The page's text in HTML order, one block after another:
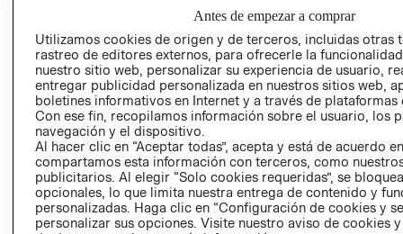
PROGRAMA DE
Y ÉTICA (INGLÉS)
COMERCIO - SIC
PETICIONES
QUEJAS Y
RECLAMOS
Colombia ($)
Antes de empezar a comprar
Utilizamos cookies de origen y de terceros, incluidas otras
rastreo de editores externos, para ofrecerle la
nuestro sitio web, personalizar su experiencia de usuario,
entregar publicidad personalizada en nuestros sitios web,
boletines informativos en Internet y a través de plataformas
Con ese fin, recopilamos información sobre el usuario, los
navegación y el dispositivo.
Al hacer clic en “Aceptar todas”, acepta y está de acuerdo
compartamos esta información con terceros, como
publicitarios. Al elegir “Solo cookies requeridas”, se
opcionales, lo que limita nuestra entrega de contenido y
personalizadas. Haga clic en “Configuración de cookies y
personalizar sus opciones. Visite nuestro aviso de cookies